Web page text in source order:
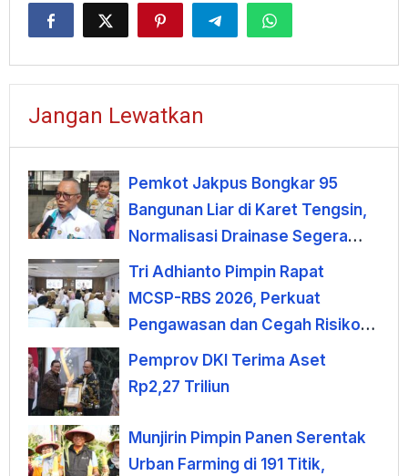
Jangan Lewatkan
Pemkot Jakpus Bongkar 95
Bangunan Liar di Karet Tengsin,
Normalisasi Drainase Segera
Dimulai
Tri Adhianto Pimpin Rapat
MCSP-RBS 2026, Perkuat
Pengawasan dan Cegah Risiko
Korupsi
Pemprov DKI Terima Aset
Rp2,27 Triliun
Munjirin Pimpin Panen Serentak
Urban Farming di 191 Titik,